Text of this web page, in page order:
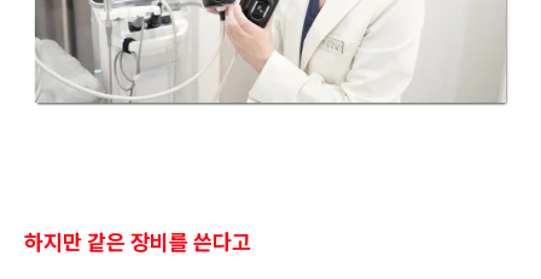
하지만 같은 장비를 쓴다고